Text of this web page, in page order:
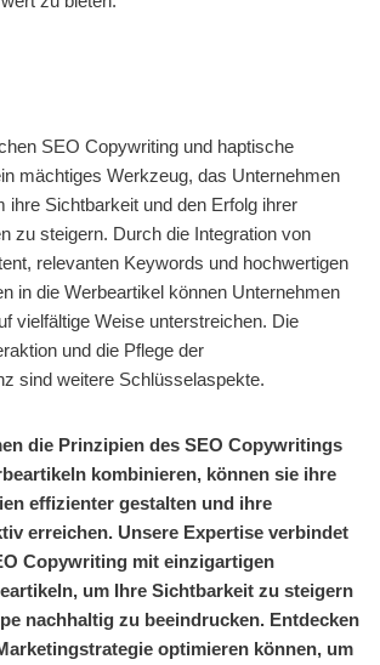
SEO Copywriting und haptische
mächtiges Werkzeug, das Unternehmen
ihre Sichtbarkeit und den Erfolg ihrer
zu steigern. Durch die Integration von
relevanten Keywords und hochwertigen
in die Werbeartikel können Unternehmen
vielfältige Weise unterstreichen. Die
und die Pflege der
sind weitere Schlüsselaspekte.
die Prinzipien des SEO Copywritings
kombinieren, können sie ihre
effizienter gestalten und ihre
erreichen. Unsere Expertise verbindet
Copywriting mit einzigartigen
um Ihre Sichtbarkeit zu steigern
nachhaltig zu beeindrucken. Entdecken
optimieren können, um